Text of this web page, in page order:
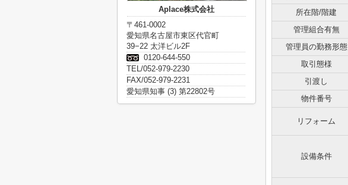
所在階/階建
管理組合有無
管理員の勤務形態
取引態様
引渡し
物件番号
リフォーム
設備条件
Aplace株式会社
〒461-0002
愛知県名古屋市東区代官町
39−22 太洋ビル2F
0120-644-550
TEL/052-979-2230
FAX/052-979-2231
愛知県知事 (3) 第22802号